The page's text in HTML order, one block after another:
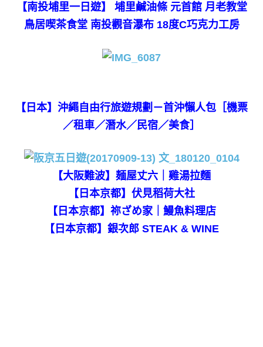
【南投埔里一日遊】 埔里鹹油條 元首館 月老教堂
鳥居喫茶食堂 南投觀音瀑布 18度C巧克力工房
【日本】沖繩自由行旅遊規劃－首沖懶人包［機票
／租車／潛水／民宿／美食］
【大阪難波】麺屋丈六｜雞湯拉麵
【日本京都】伏見稻荷大社
【日本京都】祢ざめ家｜鰻魚料理店
【日本京都】銀次郎 STEAK & WINE